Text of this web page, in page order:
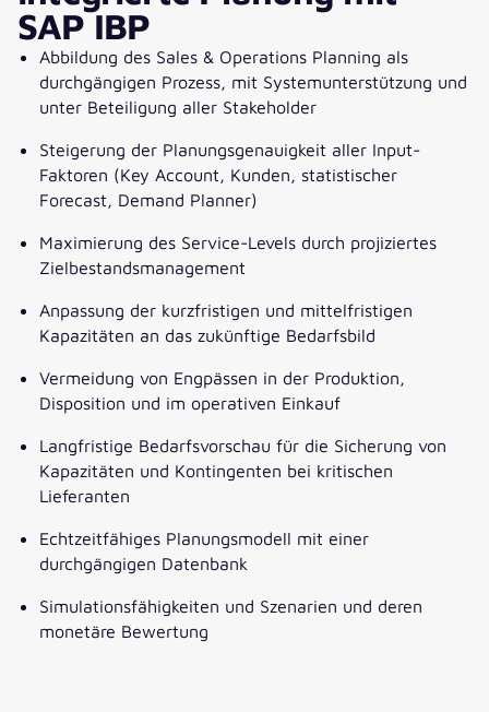
SAP IBP
Abbildung des Sales & Operations Planning als
durchgängigen Prozess, mit Systemunterstützung und
unter Beteiligung aller Stakeholder
Steigerung der Planungsgenauigkeit aller Input-
Faktoren (Key Account, Kunden, statistischer
Forecast, Demand Planner)
Maximierung des Service-Levels durch projiziertes
Zielbestandsmanagement
Anpassung der kurzfristigen und mittelfristigen
Kapazitäten an das zukünftige Bedarfsbild
Vermeidung von Engpässen in der Produktion,
Disposition und im operativen Einkauf
Langfristige Bedarfsvorschau für die Sicherung von
Kapazitäten und Kontingenten bei kritischen
Lieferanten
Echtzeitfähiges Planungsmodell mit einer
durchgängigen Datenbank
Simulationsfähigkeiten und Szenarien und deren
monetäre Bewertung